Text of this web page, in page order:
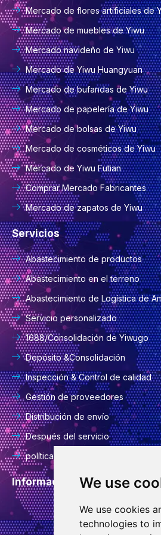
We use
We use cookies
technologies to
Mercado de flores artificiales de
Mercado de muebles de Yiwu
Mercado navideño de Yiwu
Mercado de Yiwu Huangyuan
Mercado de bufandas de Yiwu
Mercado de papelería de Yiwu
Mercado de bolsas de Yiwu
Mercado de cosméticos de Yiwu
Mercado de Yiwu Futian
Comprar Mercado Fabricantes
Mercado de zapatos de Yiwu
Servicios
Abastecimiento de productos
Abastecimiento en el terreno
Abastecimiento de Logística de
Servicio personalizado
1688/Consolidación de Yiwugo
Depósito &Consolidación
Inspección & Control de calidad
Gestión de proveedores
Distribución de envío
Después del servicio
política de privacidad
Información del contacto